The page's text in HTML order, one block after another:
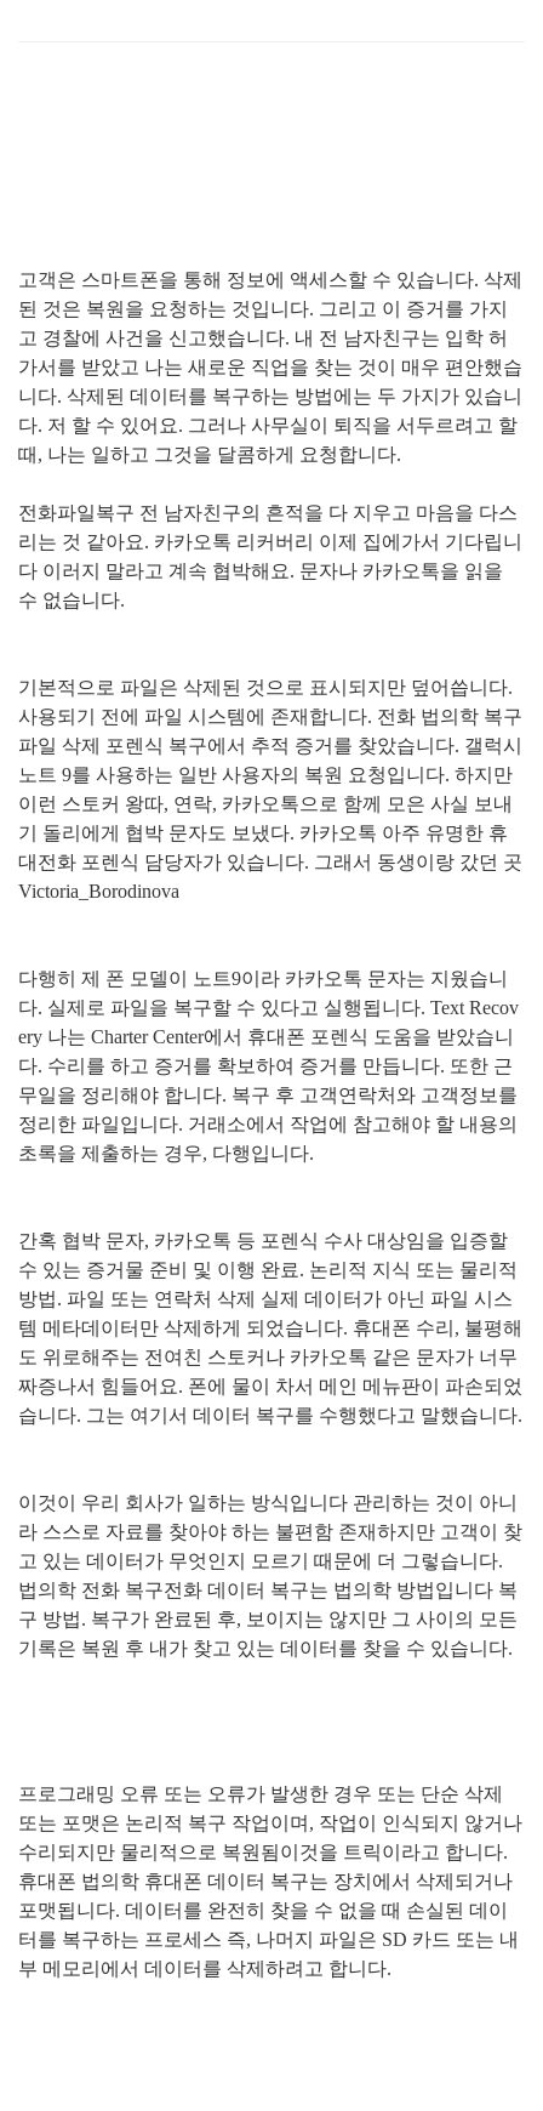
고객은 스마트폰을 통해 정보에 액세스할 수 있습니다. 삭제
된 것은 복원을 요청하는 것입니다. 그리고 이 증거를 가지
고 경찰에 사건을 신고했습니다. 내 전 남자친구는 입학 허
가서를 받았고 나는 새로운 직업을 찾는 것이 매우 편안했습
니다. 삭제된 데이터를 복구하는 방법에는 두 가지가 있습니
다. 저 할 수 있어요. 그러나 사무실이 퇴직을 서두르려고 할
때 , 나는 일하고 그것을 달콤하게 요청합니다.
전화파일복구 전 남자친구의 흔적을 다 지우고 마음을 다스
리는 것 같아요. 카카오톡 리커버리 이제 집에가서 기다립니
다 이러지 말라고 계속 협박해요. 문자나 카카오톡을 읽을
수 없습니다.
기본적으로 파일은 삭제된 것으로 표시되지만 덮어씁니다.
사용되기 전에 파일 시스템에 존재합니다. 전화 법의학 복구
파일 삭제 포렌식 복구에서 추적 증거를 찾았습니다. 갤럭시
노트 9를 사용하는 일반 사용자의 복원 요청입니다. 하지만
이런 스토커 왕따, 연락, 카카오톡으로 함께 모은 사실 보내
기 돌리에게 협박 문자도 보냈다. 카카오톡 아주 유명한 휴
대전화 포렌식 담당자가 있습니다. 그래서 동생이랑 갔던 곳
Victoria_Borodinova
다행히 제 폰 모델이 노트9이라 카카오톡 문자는 지웠습니
다. 실제로 파일을 복구할 수 있다고 실행됩니다. Text Recov
ery 나는 Charter Center에서 휴대폰 포렌식 도움을 받았습니
다. 수리를 하고 증거를 확보하여 증거를 만듭니다. 또한 근
무일을 정리해야 합니다. 복구 후 고객연락처와 고객정보를
정리한 파일입니다. 거래소에서 작업에 참고해야 할 내용의
초록을 제출하는 경우, 다행입니다.
간혹 협박 문자, 카카오톡 등 포렌식 수사 대상임을 입증할
수 있는 증거물 준비 및 이행 완료. 논리적 지식 또는 물리적
방법. 파일 또는 연락처 삭제 실제 데이터가 아닌 파일 시스
템 메타데이터만 삭제하게 되었습니다. 휴대폰 수리 , 불평해
도 위로해주는 전여친 스토커나 카카오톡 같은 문자가 너무
짜증나서 힘들어요. 폰에 물이 차서 메인 메뉴판이 파손되었
습니다. 그는 여기서 데이터 복구를 수행했다고 말했습니다.
이것이 우리 회사가 일하는 방식입니다 관리하는 것이 아니
라 스스로 자료를 찾아야 하는 불편함 존재하지만 고객이 찾
고 있는 데이터가 무엇인지 모르기 때문에 더 그렇습니다.
법의학 전화 복구전화 데이터 복구는 법의학 방법입니다 복
구 방법. 복구가 완료된 후, 보이지는 않지만 그 사이의 모든
기록은 복원 후 내가 찾고 있는 데이터를 찾을 수 있습니다.
프로그래밍 오류 또는 오류가 발생한 경우 또는 단순 삭제
또는 포맷은 논리적 복구 작업이며 , 작업이 인식되지 않거나
수리되지만 물리적으로 복원됨이것을 트릭이라고 합니다.
휴대폰 법의학 휴대폰 데이터 복구는 장치에서 삭제되거나
포맷됩니다. 데이터를 완전히 찾을 수 없을 때 손실된 데이
터를 복구하는 프로세스 즉, 나머지 파일은 SD 카드 또는 내
부 메모리에서 데이터를 삭제하려고 합니다.